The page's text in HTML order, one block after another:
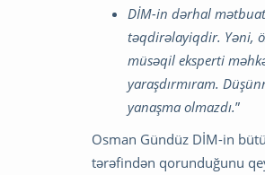
DİM-in dərhal
təqdirəlayiqdir. Yəni,
müsəqil eksperti
yaraşdırmıram.
yanaşma olmazdı.”
Osman Gündüz DİM-in
tərəfindən qorunduğunu